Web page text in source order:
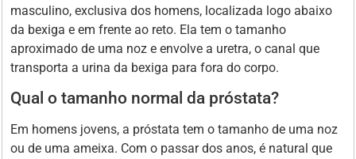
masculino, exclusiva dos homens, localizada logo abaixo
da bexiga e em frente ao reto. Ela tem o tamanho
aproximado de uma noz e envolve a uretra, o canal que
transporta a urina da bexiga para fora do corpo.
Qual o tamanho normal da próstata?
Em homens jovens, a próstata tem o tamanho de uma noz
ou de uma ameixa. Com o passar dos anos, é natural que